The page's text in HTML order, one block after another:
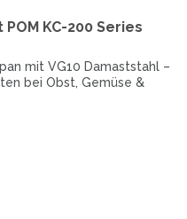
KC-200 Series
mit VG10 Damaststahl –
bei Obst, Gemüse &